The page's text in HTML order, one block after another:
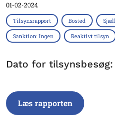
01-02-2024
Tilsynsrapport Bosted
Sanktion: Ingen Reaktivt tilsyn
Dato for
Læs rapporten